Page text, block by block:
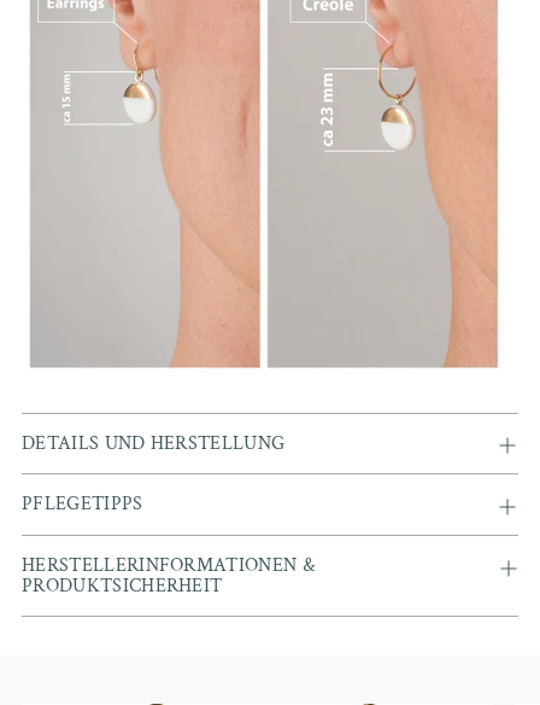
DETAILS UND HERSTELLUNG
PFLEGETIPPS
HERSTELLERINFORMATIONEN &
PRODUKTSICHERHEIT